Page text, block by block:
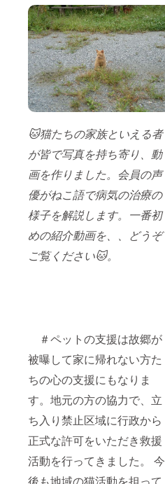
🐱猫たちの家族といえる者
が皆で写真を持ち寄り、動
画を作りました。会員の声
優がねこ語で病気の治療の
様子を解説します。一番初
めの紹介動画を、、どうぞ
ご覧ください🐱。
＃ペットの支援は故郷が
被曝して家に帰れない方た
ちの心の支援にもなりま
す。地元の方の協力で、立
ち入り禁止区域に行政から
正式な許可をいただき救援
活動を行ってきました。 今